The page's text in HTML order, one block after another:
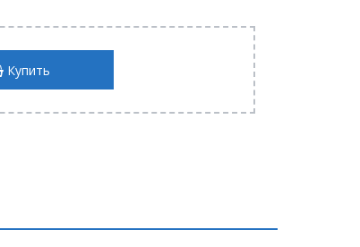
Купить